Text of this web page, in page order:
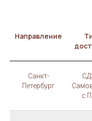
Направление
Санкт-
Петербург
с